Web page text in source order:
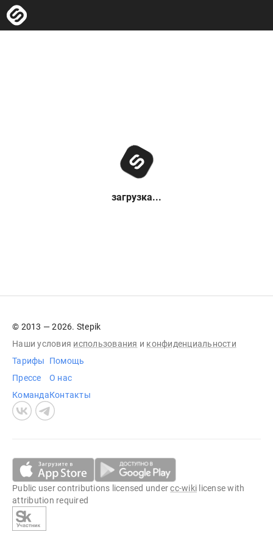
загрузка...
© 2013 — 2026. Stepik
Наши условия использования и конфиденциальности
Тарифы
Прессе
Команда
Помощь
О нас
Контакты
Public user contributions licensed undercc-wiki license with
attribution required